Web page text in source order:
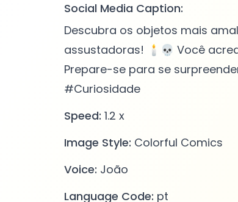
Social Media Caption:
Descubra os objetos mais
assustadoras! 🕯️💀 Você
Prepare-se para se
#Curiosidade
Speed: 1.2 x
Image Style: Colorful Comics
Voice: João
Language Code: pt